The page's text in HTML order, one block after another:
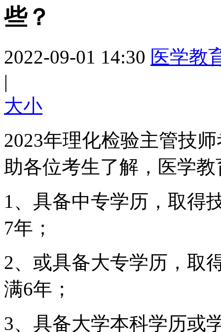
些？
2022-09-01 14:30 医学教
|
大小
2023年理化检验主管技
助各位考生了解，医学
1、具备中专学历，取得
7年；
2、或具备大专学历，取
满6年；
3、具备大学本科学历或